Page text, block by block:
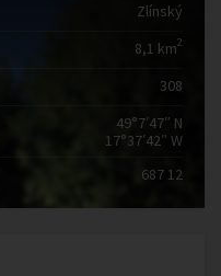
Zlínský
8,1 km2
308
49°7′47″ N
17°37′42″ W
687 12